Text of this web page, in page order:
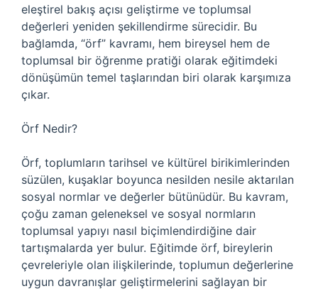
eleştirel bakış açısı geliştirme ve toplumsal
değerleri yeniden şekillendirme sürecidir. Bu
bağlamda, “örf” kavramı, hem bireysel hem de
toplumsal bir öğrenme pratiği olarak eğitimdeki
dönüşümün temel taşlarından biri olarak karşımıza
çıkar.
Örf Nedir?
Örf, toplumların tarihsel ve kültürel birikimlerinden
süzülen, kuşaklar boyunca nesilden nesile aktarılan
sosyal normlar ve değerler bütünüdür. Bu kavram,
çoğu zaman geleneksel ve sosyal normların
toplumsal yapıyı nasıl biçimlendirdiğine dair
tartışmalarda yer bulur. Eğitimde örf, bireylerin
çevreleriyle olan ilişkilerinde, toplumun değerlerine
uygun davranışlar geliştirmelerini sağlayan bir